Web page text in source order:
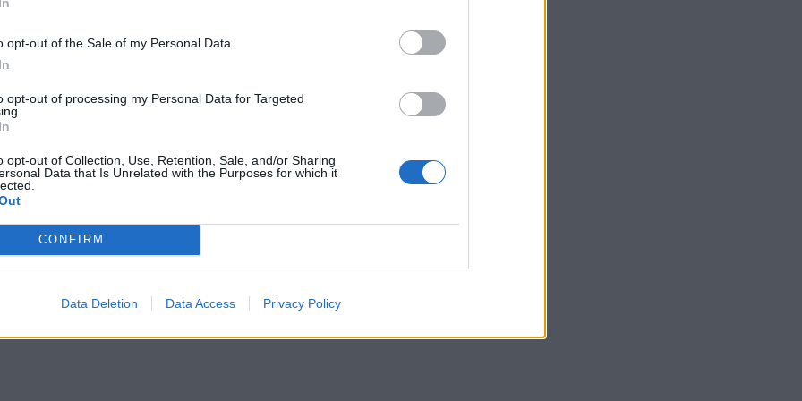
opt-out of the Sale of my Personal Data.
opt-out of processing my Personal Data for Targeted
opt-out of Collection, Use, Retention, Sale, and/or Sharing
Data that Is Unrelated with the Purposes for which it
CONFIRM
Data Deletion Data Access Privacy Policy
i śmierci. Omów
Ci fragmentów Legendy o
uwzględnij również
myślenia o istnieniu i odchodzeniu ludzkim. Uwaga
się skupiać nie tyle na dobrym życiu, co na ciągłym